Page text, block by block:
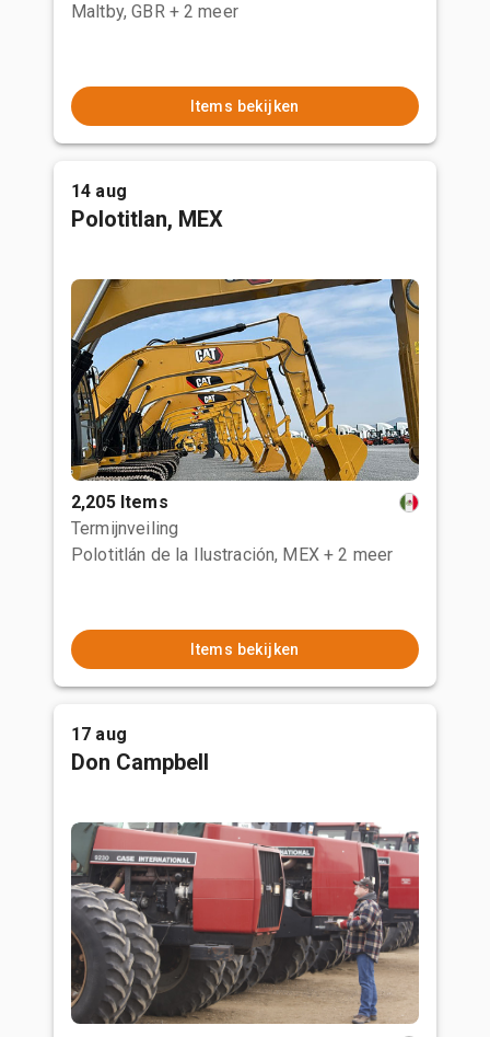
Maltby, GBR + 2 meer
Items bekijken
14 aug
Polotitlan, MEX
2,205 Items
Termijnveiling
Polotitlán de la Ilustración, MEX + 2 meer
Items bekijken
17 aug
Don Campbell